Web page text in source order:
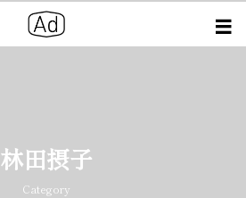
林田摂子
Category